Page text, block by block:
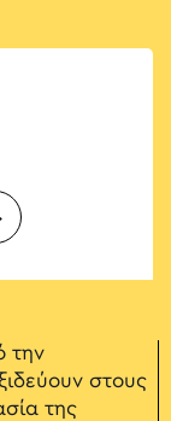
την
στους
της